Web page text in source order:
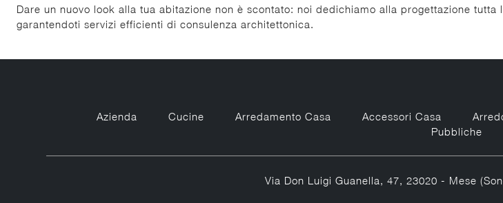
Dare un nuovo look alla tua abitazione non è scontato: noi dedichiamo alla progettazione
garantendoti servizi efficienti di consulenza architettonica.
Azienda Cucine Arredamento Casa Accessori Casa
Pubbliche
Via Don Luigi Guanella, 47, 23020 - Mese